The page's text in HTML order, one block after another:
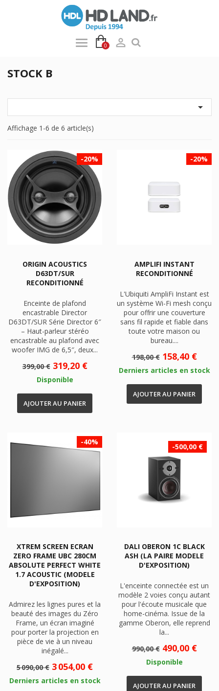
0 
STOCK B

Affichage 1-6 de 6 article(s)
ORIGIN ACOUSTICS
D63DT/SUR
RECONDITIONNÉ
Enceinte de plafond
encastrable Director
D63DT/SUR Série Director 6″
– Haut-parleur stéréo
encastrable au plafond avec
woofer IMG de 6,5″, deux...
Prix
base
399,00 €
-20%
Prix
319,20 €
Disponible
AJOUTER AU PANIER
AMPLIFI INSTANT
RECONDITIONNÉ
L'Ubiquiti AmpliFi Instant est
un système Wi-Fi mesh conçu
pour offrir une couverture
sans fil rapide et fiable dans
toute votre maison ou
bureau....
Prix
base
198,00 €
-20%
Prix
158,40 €
Derniers articles en stock
AJOUTER AU PANIER
XTREM SCREEN ECRAN
ZERO FRAME UBC 280CM
ABSOLUTE PERFECT WHITE
1.7 ACOUSTIC (MODELE
D'EXPOSITION)
Admirez les lignes pures et la
beauté des images du Zéro
Frame, un écran imaginé
pour porter la projection en
pièce de vie à un niveau
inégalé...
Prix
base
5 090,00 €
-40%
Prix
3 054,00 €
Derniers articles en stock
DALI OBERON 1C BLACK
ASH (LA PAIRE MODELE
D'EXPOSITION)
L'enceinte connectée est un
modèle 2 voies conçu autant
pour l'écoute musicale que
home-cinéma. Issue de la
gamme Oberon, elle reprend
la...
Prix
base
990,00 €
-500,00 €
Prix
490,00 €
Disponible
AJOUTER AU PANIER